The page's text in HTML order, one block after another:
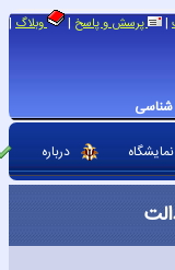
| پرسش و پاسخ | وبلاگ |
نمایشگاه درباره